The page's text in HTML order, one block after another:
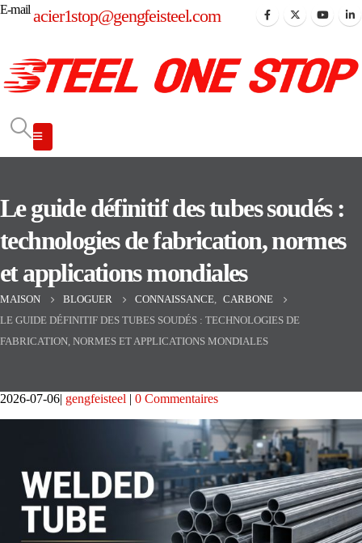
E-mail acier1stop@gengfeisteel.com
Le guide définitif des tubes soudés :
technologies de fabrication, normes
et applications mondiales
MAISON BLOGUER CONNAISSANCE
CARBONE
LE GUIDE DÉFINITIF DES TUBES SOUDÉS : TECHNOLOGIES DE
FABRICATION, NORMES ET APPLICATIONS MONDIALES
2026-07-06 gengfeisteel 0 Commentaires